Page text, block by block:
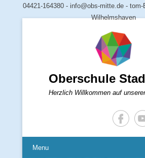
04421-164380 - info@obs-mitte.de -
Wilhelmshaven
Oberschule
Herzlich Willkommen auf
Menu